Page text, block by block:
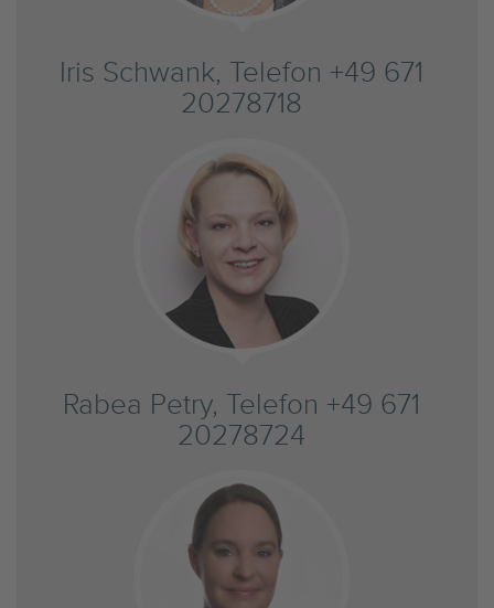
Iris Schwank, Telefon +49 671
20278718
Rabea Petry, Telefon +49 671
20278724